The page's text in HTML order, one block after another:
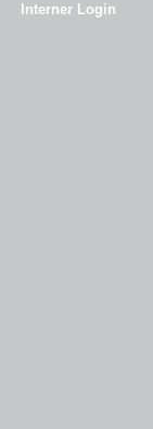
Interner Login